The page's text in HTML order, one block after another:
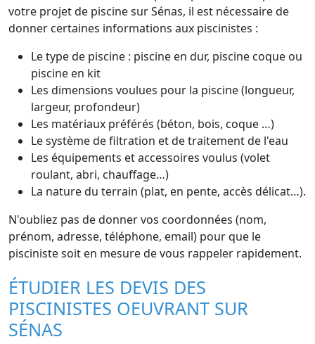
votre projet de piscine sur Sénas, il est nécessaire de
donner certaines informations aux piscinistes :
Le type de piscine : piscine en dur, piscine coque ou
piscine en kit
Les dimensions voulues pour la piscine (longueur,
largeur, profondeur)
Les matériaux préférés (béton, bois, coque …)
Le système de filtration et de traitement de l'eau
Les équipements et accessoires voulus (volet
roulant, abri, chauffage…)
La nature du terrain (plat, en pente, accès délicat…).
N'oubliez pas de donner vos coordonnées (nom,
prénom, adresse, téléphone, email) pour que le
pisciniste soit en mesure de vous rappeler rapidement.
ÉTUDIER LES DEVIS DES
PISCINISTES OEUVRANT SUR
SÉNAS